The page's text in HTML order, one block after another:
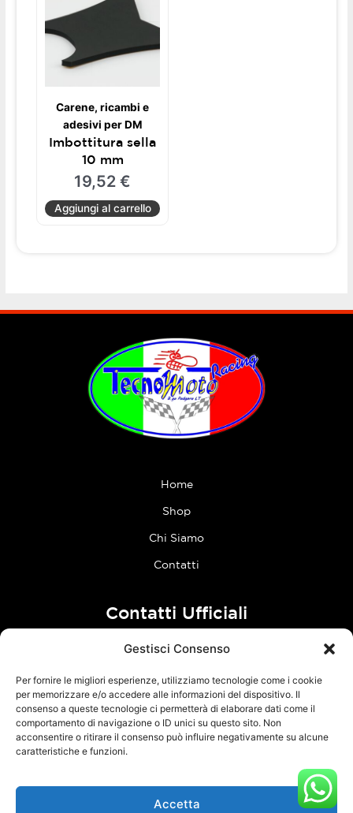
Gestisci Consenso
Per fornire le migliori esperienze, utilizziamo tecnologie come i cookie
per memorizzare e/o accedere alle informazioni del dispositivo. Il
consenso a queste tecnologie ci permetterà di elaborare dati come il
comportamento di navigazione o ID unici su questo sito. Non
acconsentire o ritirare il consenso può influire negativamente su alcune
caratteristiche e funzioni.
Accetta
Carene, ricambi e
adesivi per DM
Imbottitura sella
10 mm
19,52€
Aggiungi al carrello
Home
Shop
Chi Siamo
Contatti
Contatti Ufficiali
Follow Us
F
I
TCM Racing s.r.l.s. – Via Acque Alte, snc – 04100 Latina – P.Iva